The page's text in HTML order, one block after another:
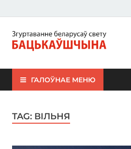
ЗБС "Бацькаўшчына"
ГАЛОЎНАЕ МЕНЮ
TAG: ВІЛЬНЯ